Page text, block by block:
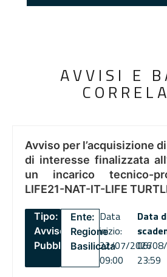
AVVISI E
Avviso per l’acquisizione
di interesse finalizzata
un incarico tecnico-
LIFE21-NAT-IT-LIFE
Tipo:
Avviso
Pubblico
Ente:
Regione
Basilicata
Data
inizio:
22/07/2026
09:00
Data
06/
23:59